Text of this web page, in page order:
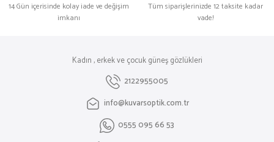
14 Gün içerisinde kolay iade ve değişim
imkanı
Tüm siparişlerinizde 12 taksite kadar
vade!
Kadın , erkek ve çocuk güneş gözlükleri
2122955005
info@kuvarsoptik.com.tr
0555 095 66 53